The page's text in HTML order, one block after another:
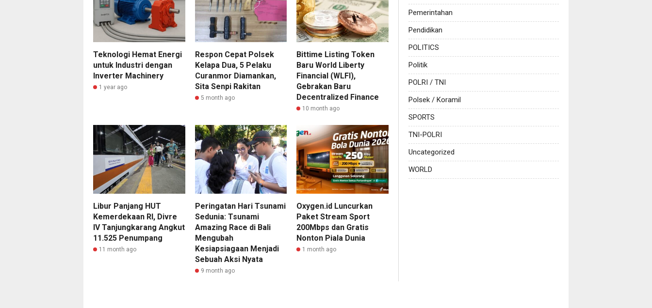
Teknologi Hemat Energi
untuk Industri dengan
Inverter Machinery
1 year ago
Respon Cepat Polsek
Kelapa Dua, 5 Pelaku
Curanmor Diamankan,
Sita Senpi Rakitan
5 month ago
Bittime Listing Token
Baru World Liberty
Financial (WLFI),
Gebrakan Baru
Decentralized Finance
10 month ago
Libur Panjang HUT
Kemerdekaan RI, Divre
IV Tanjungkarang Angkut
11.525 Penumpang
11 month ago
Peringatan Hari Tsunami
Sedunia: Tsunami
Amazing Race di Bali
Mengubah
Kesiapsiagaan Menjadi
Sebuah Aksi Nyata
9 month ago
Oxygen.id Luncurkan
Paket Stream Sport
200Mbps dan Gratis
Nonton Piala Dunia
1 month ago
Pemerintahan
Pendidikan
POLITICS
Politik
POLRI / TNI
Polsek / Koramil
SPORTS
TNI-POLRI
Uncategorized
WORLD